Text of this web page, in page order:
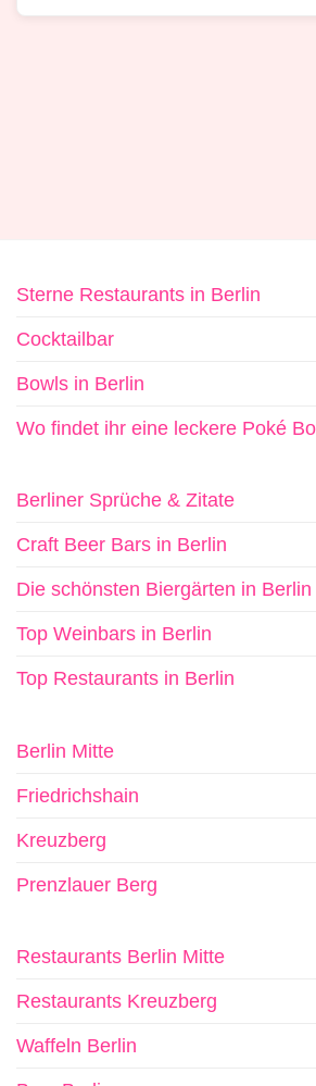
Sterne Restaurants in Berlin
Cocktailbar
Bowls in Berlin
Wo findet ihr eine leckere Poké
Berliner Sprüche & Zitate
Craft Beer Bars in Berlin
Die schönsten Biergärten in Berlin
Top Weinbars in Berlin
Top Restaurants in Berlin
Berlin Mitte
Friedrichshain
Kreuzberg
Prenzlauer Berg
Restaurants Berlin Mitte
Restaurants Kreuzberg
Waffeln Berlin